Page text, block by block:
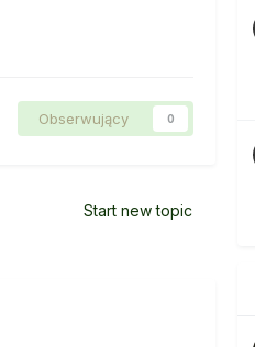
Obserwujący 0
Start new topic